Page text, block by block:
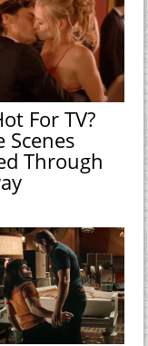
For TV?
Scenes
Through